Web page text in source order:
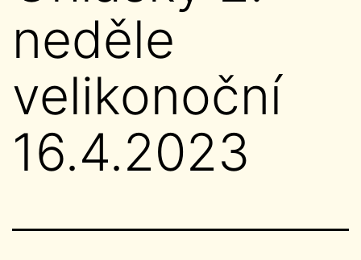
neděle
velikonoční
16.4.2023